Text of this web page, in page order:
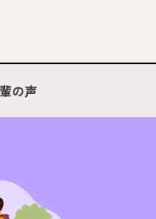
の声